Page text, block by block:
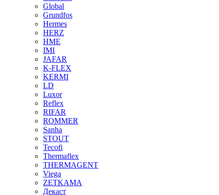
Global
Grundfos
Hermes
HERZ
HME
IMI
JAFAR
K-FLEX
KERMI
LD
Luxor
Reflex
RIFAR
ROMMER
Sanha
STOUT
Tecofi
Thermaflex
THERMAGENT
Viega
ZETKAMA
Декаст